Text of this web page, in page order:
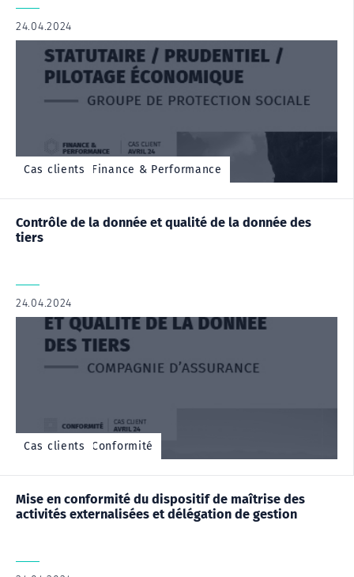
24.04.2024
Cas client - Finance & Performance
Cas clients
Contrôle de la donnée et qualité de la donnée des
tiers
24.04.2024
Cas client - Conformité
Cas clients
Mise en conformité du dispositif de maîtrise des
activités externalisées et délégation de gestion